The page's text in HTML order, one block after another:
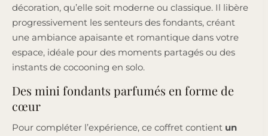
décoration, qu’elle soit moderne ou classique. Il libère
progressivement les senteurs des fondants, créant
une ambiance apaisante et romantique dans votre
espace, idéale pour des moments partagés ou des
instants de cocooning en solo.
Des mini fondants parfumés en forme de
cœur
Pour compléter l’expérience, ce coffret contient un